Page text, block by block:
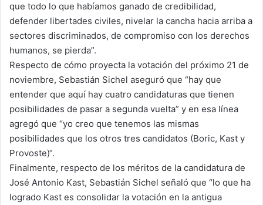
que todo lo que habíamos ganado de credibilidad,
defender libertades civiles, nivelar la cancha hacia arriba a
sectores discriminados, de compromiso con los derechos
humanos, se pierda”.
Respecto de cómo proyecta la votación del próximo 21 de
noviembre, Sebastián Sichel aseguró que “hay que
entender que aquí hay cuatro candidaturas que tienen
posibilidades de pasar a segunda vuelta” y en esa línea
agregó que “yo creo que tenemos las mismas
posibilidades que los otros tres candidatos (Boric, Kast y
Provoste)“.
Finalmente, respecto de los méritos de la candidatura de
José Antonio Kast, Sebastián Sichel señaló que “lo que ha
logrado Kast es consolidar la votación en la antigua